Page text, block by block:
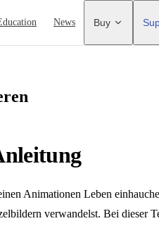
News Buy
Animationen Leben
verwandelst. Bei dieser